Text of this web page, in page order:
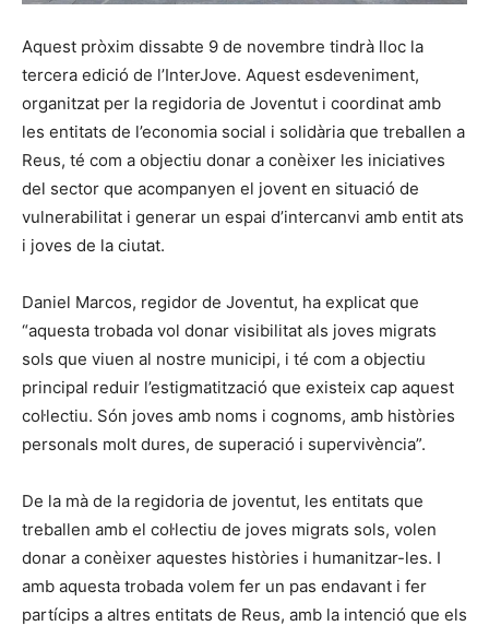
Aquest pròxim dissabte 9 de novembre tindrà lloc la
tercera edició de l’InterJove. Aquest esdeveniment,
organitzat per la regidoria de Joventut i coordinat amb
les entitats de l’economia social i solidària que treballen a
Reus, té com a objectiu donar a conèixer les iniciatives
del sector que acompanyen el jovent en situació de
vulnerabilitat i generar un espai d’intercanvi amb entit ats
i joves de la ciutat.
Daniel Marcos, regidor de Joventut, ha explicat que
“aquesta trobada vol donar visibilitat als joves migrats
sols que viuen al nostre municipi, i té com a objectiu
principal reduir l’estigmatització que existeix cap aquest
col·lectiu. Són joves amb noms i cognoms, amb històries
personals molt dures, de superació i supervivència”.
De la mà de la regidoria de joventut, les entitats que
treballen amb el col·lectiu de joves migrats sols, volen
donar a conèixer aquestes històries i humanitzar-les. I
amb aquesta trobada volem fer un pas endavant i fer
partícips a altres entitats de Reus, amb la intenció que els